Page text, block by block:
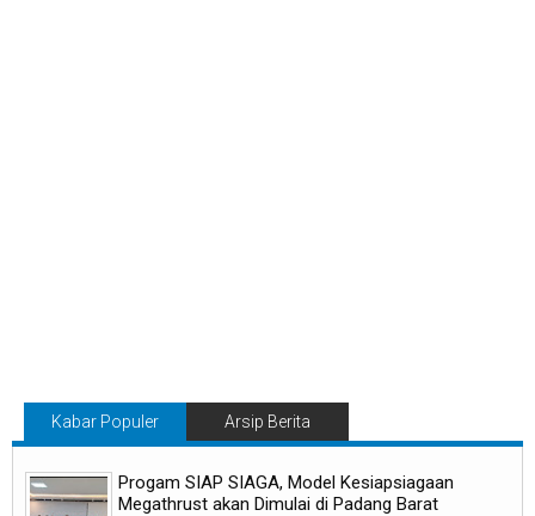
Kabar Populer Arsip Berita
Progam SIAP SIAGA, Model Kesiapsiagaan
Megathrust akan Dimulai di Padang Barat